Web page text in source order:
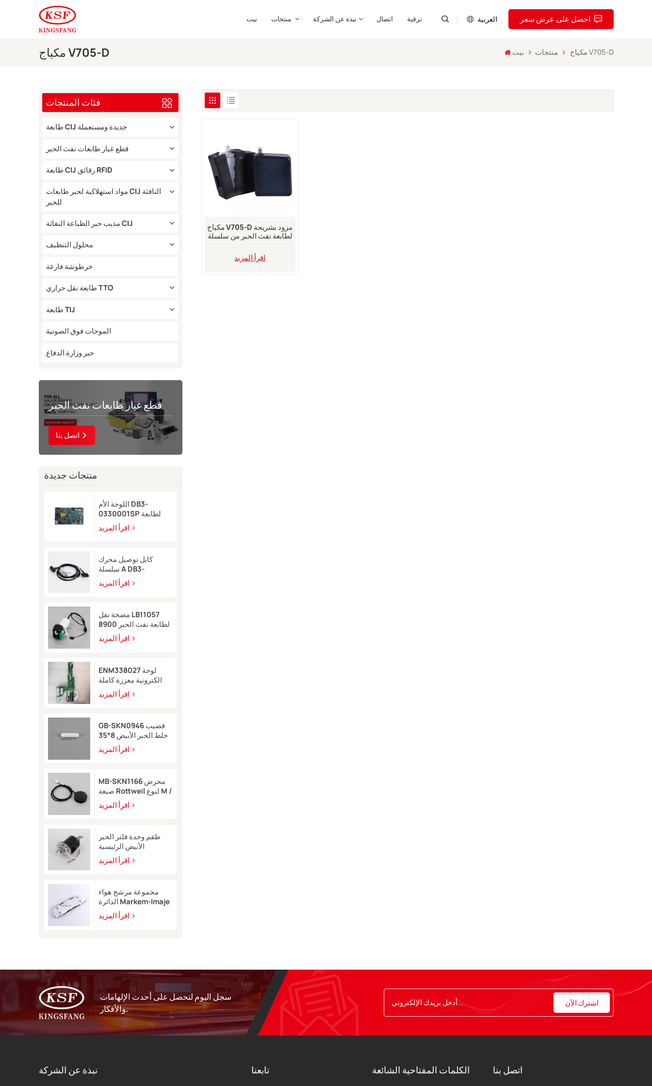
بيت نبذة عن الشركة اتصال ترقية العربية احصل على عرض سعر
مكياج V705-D بيت منتجات مكياج V705-D
فئات المنتجات
طابعة CIJ جديدة ومستعملة
قطع غيار طابعات نفث الحبر
طابعة CIJ رقائق RFID
مواد استهلاكية لحبر طابعات CIJ النافثة
للحبر
مذيب حبر الطباعة النفاثة CIJ
محلول التنظيف
خرطوشة فارغة
طابعة نقل حراري TTO
طابعة TIJ
الموجات فوق الصوتية
حبر وزارة الدفاع
قطع غيار طابعات نفث الحبر
اتصل بنا
منتجات جديدة
اللوحة الأم DB3-
0330001SP لطابعة
Domino A-GP النافثة
للحبر
كابل توصيل محرك
سلسلة A DB3-
0320002SP لطابعة
Domino A-GP A120
مضخة نقل LB11057
لطابعة نفث الحبر 8900
ENM338027 لوحة
الكترونية معززة كاملة
لطابعة Markem-Imaje
2200
GB-SKN0946 قضيب
خلط الحبر الأبيض 8*35
لطابعة Rottweil النافثة
للحبر
MB-SKN1166 محرض
صبغة Rottweil لنوع M /
طقم وحدة فلتر الحبر
الأبيض الرئيسية
EB49406 مع مستشعر
ضغط لطابعة Image
مجموعة مرشح هواء
الدائرة Markem-Imaje
EB40209 للطابعة
النافثة للحبر 9232 9410
مكياج V705-D مزود بشريحة
لطابعة نفث الحبر من سلسلة
اقرأ المزيد
سجل اليوم لتحصل على أحدث الإلهامات
والأفكار.
نبذة عن الشركة تابعنا الكلمات المفتاحية الشائعة اتصل بنا